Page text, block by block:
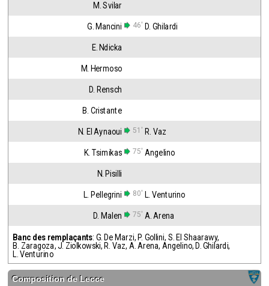
M. Svilar
G. Mancini 46' D. Ghilardi
E. Ndicka
M. Hermoso
D. Rensch
B. Cristante
N. El Aynaoui 51' R. Vaz
K. Tsimikas 75' Angelino
N. Pisilli
L. Pellegrini 80' L. Venturino
D. Malen 75' A. Arena
Banc des remplaçants: G. De Marzi, P. Gollini, S. El Shaarawy,
B. Zaragoza,J. Ziolkowski, R. Vaz, A. Arena, Angelino, D. Ghilardi,
L. Venturino
Composition de Lecce